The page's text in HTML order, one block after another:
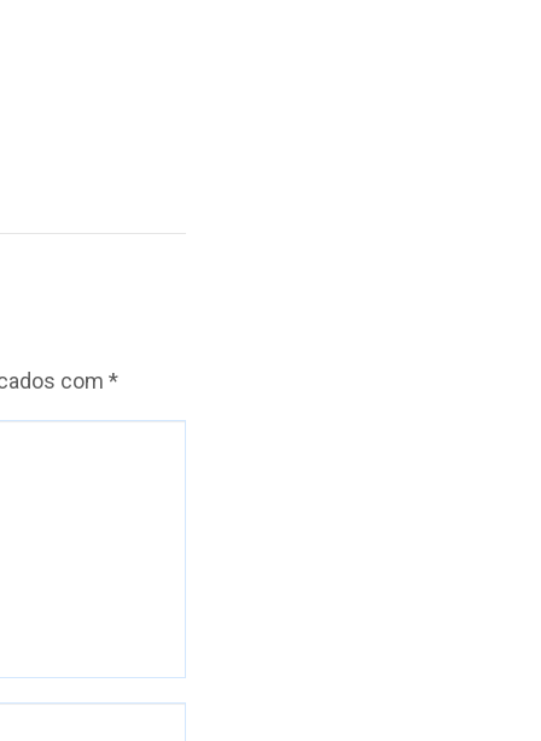
com *